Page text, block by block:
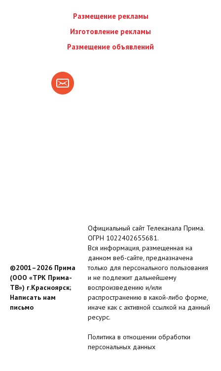
Размещение рекламы
Изготовление рекламы
Размещение объявлений
©2001–2026 Прима
(ООО «ТРК Прима-
ТВ») г.Красноярск;
Написать нам
письмо
Официальный сайт Телеканала Прима.
ОГРН 1022402655681.
Вся информация, размещенная на
данном веб-сайте, предназначена
только для персонального пользования
и не подлежит дальнейшему
воспроизведению и/или
распространению в какой-либо форме,
иначе как с активной ссылкой на данный
ресурс.
Политика в отношении обработки
персональных данных